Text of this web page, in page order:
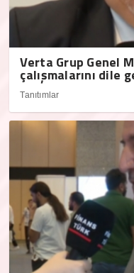
Verta Grup Genel
çalışmalarını dile
Tanıtımlar